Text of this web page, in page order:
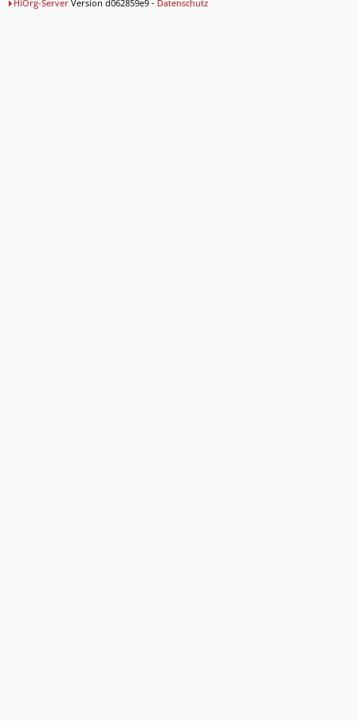
HiOrg-ServerVersion d062859e9 - Datenschutz